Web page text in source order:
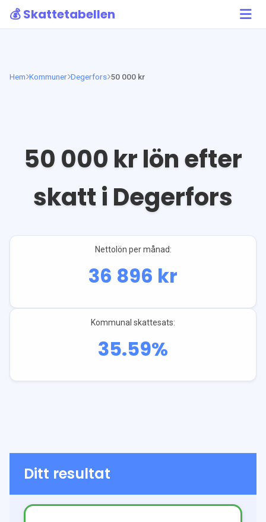
💰 Skattetabellen
Hem Kommuner Degerfors 50 000 kr
50 000 kr lön efter
skatt i Degerfors
Nettolön per månad:
36 896 kr
Kommunal skattesats:
35.59%
Ditt resultat